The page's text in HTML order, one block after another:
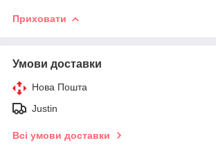
Приховати
Умови доставки
Нова Пошта
Justin
Всі умови доставки